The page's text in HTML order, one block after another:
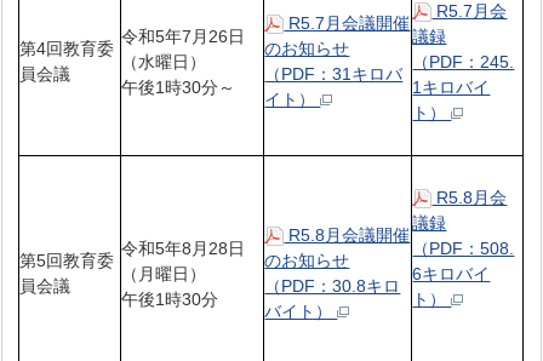
第4回教育委
員会議
令和5年7月26日
（水曜日）
午後1時30分～
R5.7月会議開催
のお知らせ
（PDF：31キロバ
イト）
R5.7月会
議録
（PDF：245.
1キロバイ
ト）
第5回教育委
員会議
令和5年8月28日
（月曜日）
午後1時30分
R5.8月会議開催
のお知らせ
（PDF：30.8キロ
バイト）
R5.8月会
議録
（PDF：508.
6キロバイ
ト）